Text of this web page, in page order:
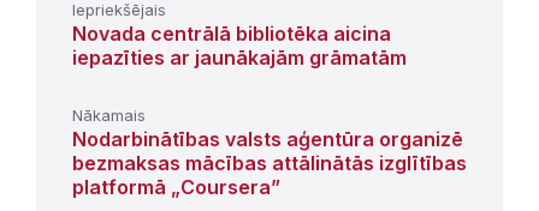
Iepriekšējais
Novada centrālā bibliotēka aicina
iepazīties ar jaunākajām grāmatām
Nākamais
Nodarbinātības valsts aģentūra organizē
bezmaksas mācības attālinātās izglītības
platformā „Coursera”